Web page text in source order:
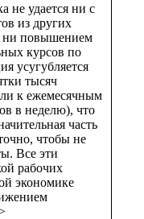
не удается ни с
из других
ни повышением
курсов по
усугубляется
тысяч
к ежемесячным
в неделю), что
часть
чтобы не
Все эти
рабочих
экономике